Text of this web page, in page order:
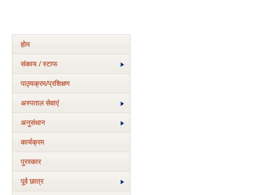
होम
संकाय / स्टाफ
पाठ्यक्रम/प्रशिक्षण
अस्‍पताल सेवाएं
अनुसंधान
कार्यक्रम
पुरस्‍कार
पूर्व छात्र